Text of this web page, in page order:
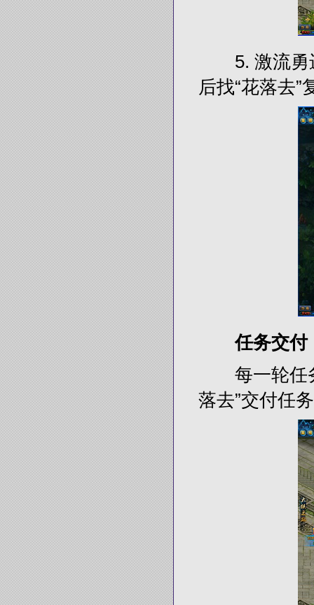
5. 激流勇
后找“花落去”
任务交付
每一轮任务
落去”交付任